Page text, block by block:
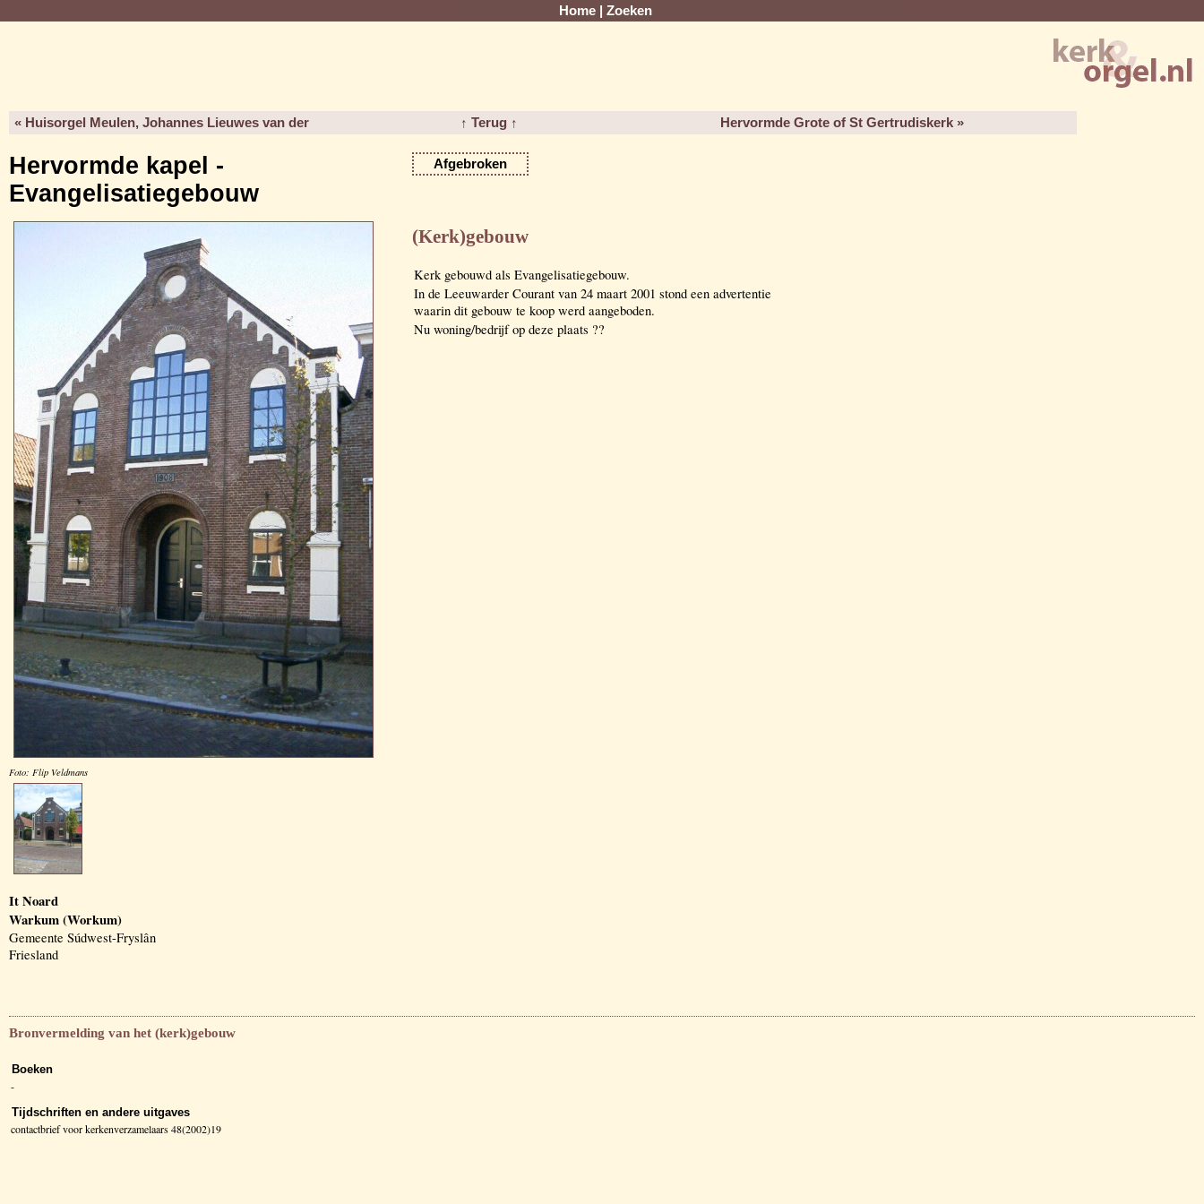
Home Zoeken
« Huisorgel Meulen, Johannes Lieuwes van der ↑ Terug ↑ Hervormde Grote of St Gertrudiskerk »
Hervormde kapel -
Evangelisatiegebouw
Afgebroken
Foto: Flip Veldmans
It Noard
Warkum (Workum)
Gemeente Súdwest-Fryslân
Friesland
(Kerk)gebouw
Kerk gebouwd als Evangelisatiegebouw.
In de Leeuwarder Courant van 24 maart 2001 stond een advertentie
waarin dit gebouw te koop werd aangeboden.
Nu woning/bedrijf op deze plaats ??
Bronvermelding van het (kerk)gebouw
Boeken
-
Tijdschriften en andere uitgaves
contactbrief voor kerkenverzamelaars 48(2002)19